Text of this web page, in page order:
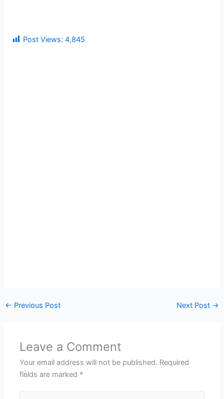
Post Views: 4,845
← Previous Post Next Post →
Leave a Comment
Your email address will not be published. Required
fields are marked *